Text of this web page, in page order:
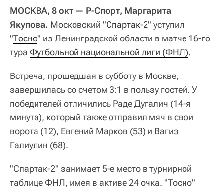
МОСКВА, 8 окт — Р-Спорт, Маргарита
Якупова. Московский "Спартак-2" уступил
"Тосно" из Ленинградской области в матче 16-го
тура Футбольной национальной лиги (ФНЛ).
Встреча, прошедшая в субботу в Москве,
завершилась со счетом 3:1 в пользу гостей. У
победителей отличились Раде Дугалич (14-я
минута), который также отправил мяч в свои
ворота (12), Евгений Марков (53) и Вагиз
Галиулин (68).
"Спартак-2" занимает 5-е место в турнирной
таблице ФНЛ, имея в активе 24 очка. "Тосно"